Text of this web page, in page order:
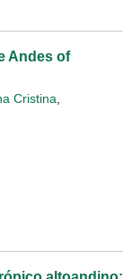
Andes of
Cristina